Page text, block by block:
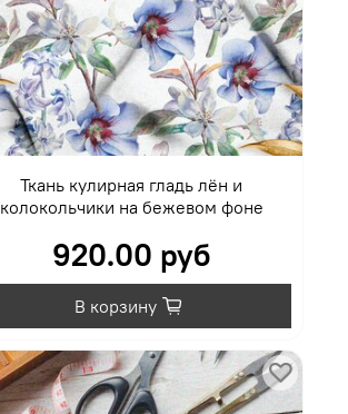
Ткань кулирная гладь лён и
колокольчики на бежевом фоне
920.00 руб
В корзину